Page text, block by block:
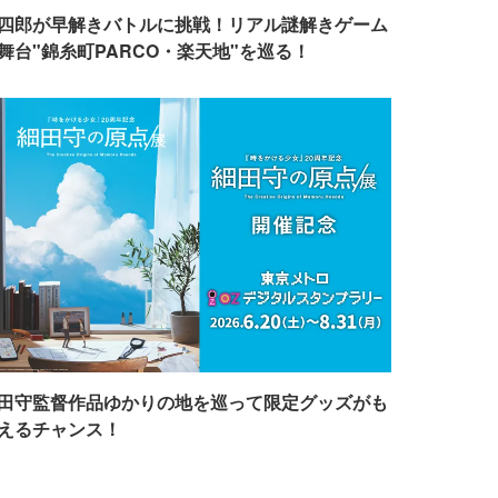
郎が早解きバトルに挑戦！リアル謎解きゲーム
台"錦糸町PARCO・楽天地"を巡る！
守監督作品ゆかりの地を巡って限定グッズがも
るチャンス！